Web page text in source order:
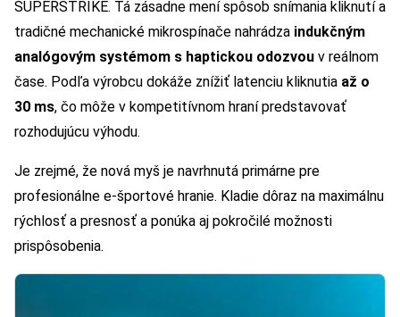
SUPERSTRIKE. Tá zásadne mení spôsob snímania kliknutí a
tradičné mechanické mikrospínače nahrádza indukčným
analógovým systémom s haptickou odozvou v reálnom
čase. Podľa výrobcu dokáže znížiť latenciu kliknutia až o
30 ms, čo môže v kompetitívnom hraní predstavovať
rozhodujúcu výhodu.
Je zrejmé, že nová myš je navrhnutá primárne pre
profesionálne e-športové hranie. Kladie dôraz na maximálnu
rýchlosť a presnosť a ponúka aj pokročilé možnosti
prispôsobenia.